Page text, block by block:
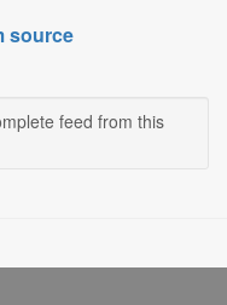
source
feed from this